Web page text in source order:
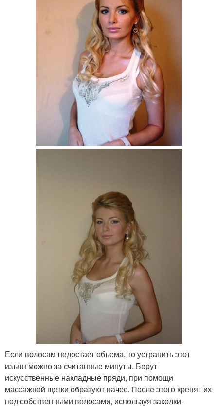
Если волосам недостает объема, то устранить этот
изъян можно за считанные минуты. Берут
искусственные накладные пряди, при помощи
массажной щетки образуют начес. После этого крепят их
под собственными волосами, используя заколки-